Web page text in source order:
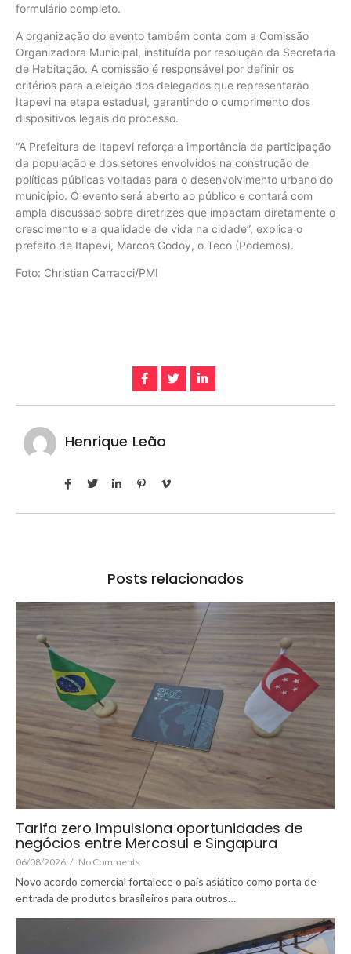
formulário completo.
A organização do evento também conta com a Comissão
Organizadora Municipal, instituída por resolução da Secretaria
de Habitação. A comissão é responsável por definir os
critérios para a eleição dos delegados que representarão
Itapevi na etapa estadual, garantindo o cumprimento dos
dispositivos legais do processo.
“A Prefeitura de Itapevi reforça a importância da participação
da população e dos setores envolvidos na construção de
políticas públicas voltadas para o desenvolvimento urbano do
município. O evento será aberto ao público e contará com
ampla discussão sobre diretrizes que impactam diretamente o
crescimento e a qualidade de vida na cidade”, explica o
prefeito de Itapevi, Marcos Godoy, o Teco (Podemos).
Foto: Christian Carracci/PMI
Henrique Leão
Posts relacionados
Tarifa zero impulsiona oportunidades de
negócios entre Mercosul e Singapura
06/08/2026 / No Comments
Novo acordo comercial fortalece o país asiático como porta de
entrada de produtos brasileiros para outros…